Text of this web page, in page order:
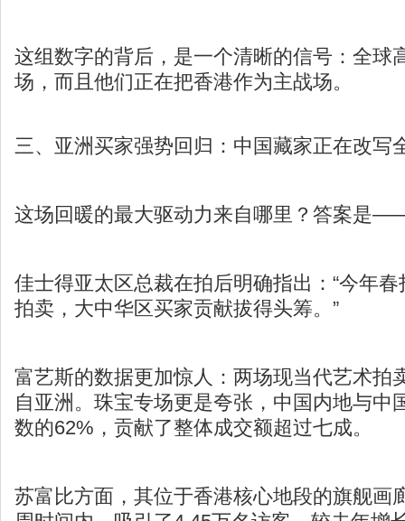
这组数字的背后，是一个清晰的信号：全球
场，而且他们正在把香港作为主战场。
三、亚洲买家强势回归：中国藏家正在改写
这场回暖的最大驱动力来自哪里？答案是
佳士得亚太区总裁在拍后明确指出：“今年
拍卖，大中华区买家贡献拔得头筹。”
富艺斯的数据更加惊人：两场现当代艺术拍
自亚洲。珠宝专场更是夸张，中国内地与中
数的62%，贡献了整体成交额超过七成。
苏富比方面，其位于香港核心地段的旗舰画